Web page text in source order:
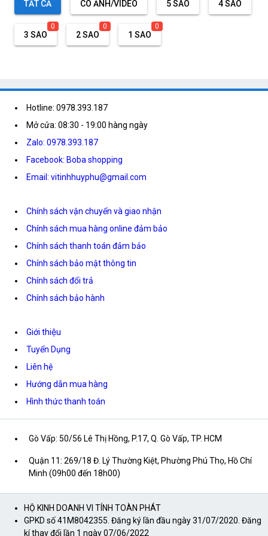
TẤT CẢ CÓ ẢNH/VIDEO 5 SAO 4 SAO
3 SAO
0
2 SAO
0
1 SAO
0
Hotline: 0978.393.187
Mở cửa: 08:30 - 19:00 hàng ngày
Zalo: 0978.393.187
Facebook: Boba shopping
Email: vitinhhuyphu@gmail.com
Chính sách vận chuyển và giao nhận
Chính sách mua hàng online đảm bảo
Chính sách thanh toán đảm bảo
Chính sách bảo mật thông tin
Chính sách đổi trả
Chính sách bảo hành
Giới thiệu
Tuyển Dụng
Liên hệ
Hướng dẫn mua hàng
Hình thức thanh toán
Gò Vấp: 50/56 Lê Thị Hồng, P.17, Q. Gò Vấp, TP. HCM
Quận 11: 269/18 Đ. Lý Thường Kiệt, Phường Phú Thọ, Hồ Chí
Minh (09h00 đến 18h00)
HỘ KINH DOANH VI TÍNH TOÀN PHÁT
GPKD số 41M8042355. Đăng ký lần đầu ngày 31/07/2020. Đăng
kí thay đổi lần 1 ngày 07/06/2022